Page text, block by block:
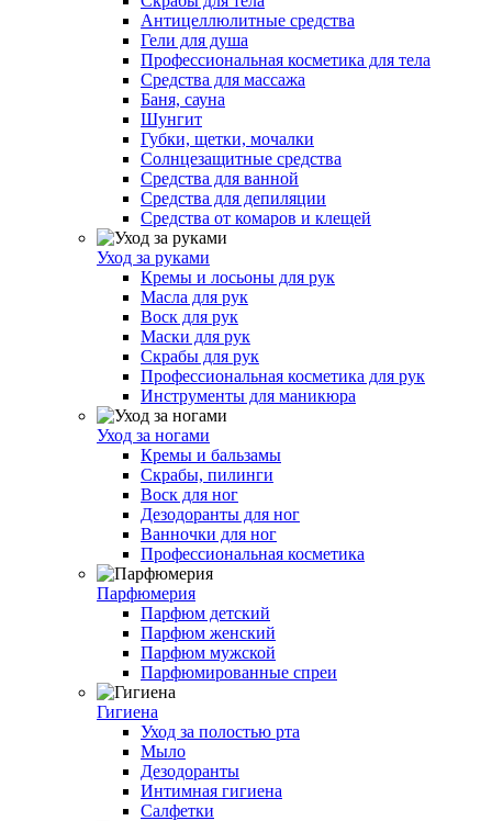
Антицеллюлитные средства
Гели для душа
Профессиональная косметика для тела
Средства для массажа
Баня, сауна
Шунгит
Губки, щетки, мочалки
Солнцезащитные средства
Средства для ванной
Средства для депиляции
Средства от комаров и клещей
Уход за руками
Кремы и лосьоны для рук
Масла для рук
Воск для рук
Маски для рук
Скрабы для рук
Профессиональная косметика для рук
Инструменты для маникюра
Уход за ногами
Кремы и бальзамы
Скрабы, пилинги
Воск для ног
Дезодоранты для ног
Ванночки для ног
Профессиональная косметика
Парфюмерия
Парфюм детский
Парфюм женский
Парфюм мужской
Парфюмированные спреи
Гигиена
Уход за полостью рта
Мыло
Дезодоранты
Интимная гигиена
Салфетки